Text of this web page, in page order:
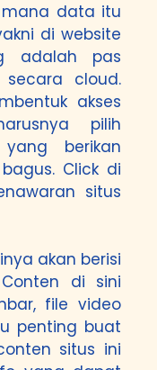
data itu
di website
adalah pas
cloud.
akses
pilih
berikan
Click di
situs
akan berisi
di sini
file video
penting buat
situs ini